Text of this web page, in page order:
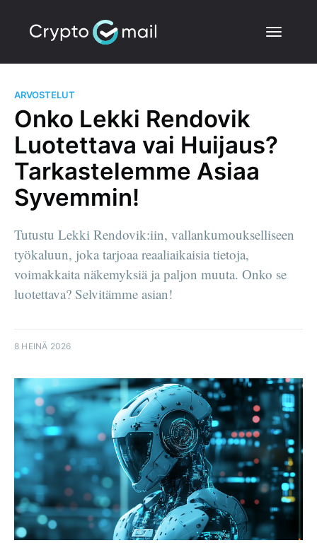
ARVOSTELUT
Onko Lekki Rendovik
Luotettava vai Huijaus?
Tarkastelemme Asiaa
Syvemmin!
Tutustu Lekki Rendovik:iin, vallankumoukselliseen
työkaluun, joka tarjoaa reaaliaikaisia tietoja,
voimakkaita näkemyksiä ja paljon muuta. Onko se
luotettava? Selvitämme asian!
8 HEINÄ 2026